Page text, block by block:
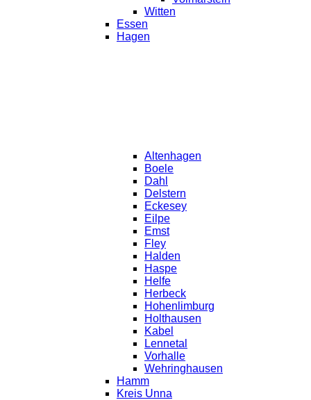
Witten
Essen
Hagen
Altenhagen
Boele
Dahl
Delstern
Eckesey
Eilpe
Emst
Fley
Halden
Haspe
Helfe
Herbeck
Hohenlimburg
Holthausen
Kabel
Lennetal
Vorhalle
Wehringhausen
Hamm
Kreis Unna